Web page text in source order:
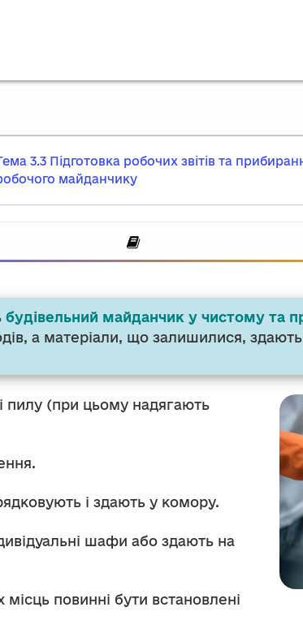
3.3 Підготовка робочих звітів та
майданчику
будівельний майданчик у чистому та
а матеріали, що залишилися,
пилу (при цьому надягають
і здають у комору.
шафи або здають на
повинні бути встановлені